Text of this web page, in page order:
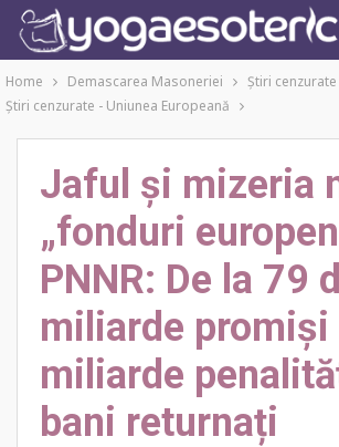
Home Demascarea Masoneriei
Ştiri
Ştiri cenzurate - Uniunea Europeană
Jaful și mizeria
„fonduri
PNNR: De la 79
miliarde promiși
miliarde
bani returnați